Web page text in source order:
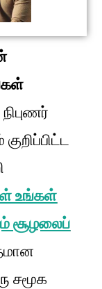
உங்கள்
சூழலைப்
சமூக